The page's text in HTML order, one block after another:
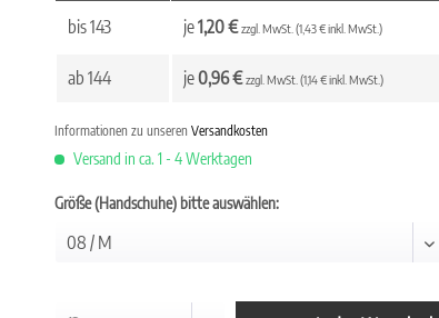
bis143 je1,20 € zzgl. MwSt. (1,43 € inkl. MwSt.)
ab144 je0,96 € zzgl. MwSt. (1,14 € inkl. MwSt.)
Informationen zu unserenVersandkosten
Versand in ca. 1 - 4 Werktagen
Größe (Handschuhe) bitte auswählen: